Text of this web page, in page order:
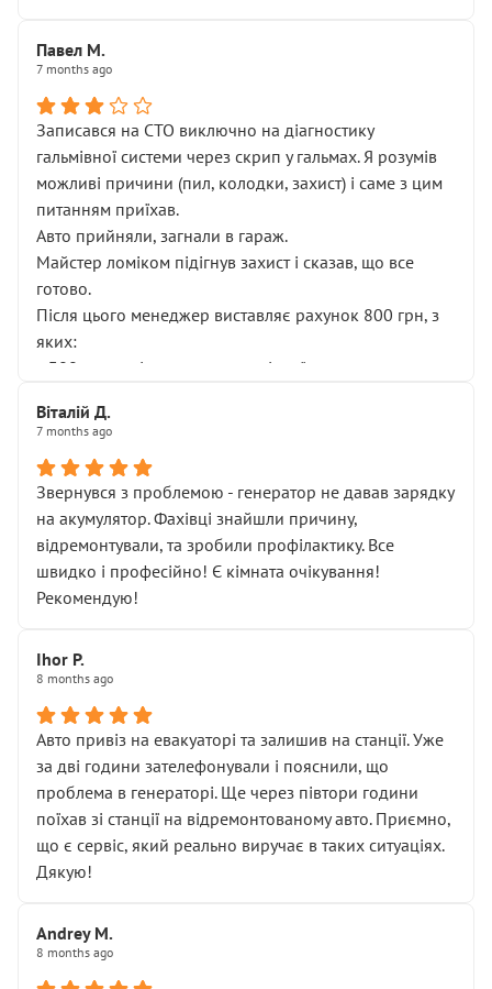
Павел М.
7 months ago
Записався на СТО виключно на діагностику
гальмівної системи через скрип у гальмах. Я розумів
можливі причини (пил, колодки, захист) і саме з цим
питанням приїхав.
Авто прийняли, загнали в гараж.
Майстер ломіком підігнув захист і сказав, що все
готово.
Після цього менеджер виставляє рахунок 800 грн, з
яких:
• 300 грн — діагностика гальмівної системи
НЕ погоджував
послуга. Тим більше, я був поруч і жодної реальної
діагностики ходової не проводилось. Після
зауваження гроші за цю “послугу” повернули, що
лише підтвердило мою правоту.
Але головне — я виїжджаю з боксу, і скрип у гальмах
залишився таким самим, як і був. Тобто оплачена
Далі ситуація тільки погіршилась:
• сказали, що тепер “потрібно знімати колеса”
• що біля авто стояти вже не можна
• почали озвучувати купу додаткових робіт без
чіткого пояснення
( ну все зняли та доробили) дякую!
Окремий момент, який виглядає абсурдно:
мені заявили, що бачок гальмівної рідини потрібно
міняти разом із головним гальмівним циліндром у
Для людини, яка хоча б трохи розуміється на техніці,
це звучить як мінімум непрофесійно, а як максимум —
спроба продати дорогий вузол замість елементарних
Віталій Д.
7 months ago
Звернувся з проблемою - генератор не давав зарядку
на акумулятор. Фахівці знайшли причину,
відремонтували, та зробили профілактику. Все
швидко і професійно! Є кімната очікування!
Рекомендую!
Ihor P.
8 months ago
Авто привіз на евакуаторі та залишив на станції. Уже
за дві години зателефонували і пояснили, що
проблема в генераторі. Ще через півтори години
поїхав зі станції на відремонтованому авто. Приємно,
що є сервіс, який реально виручає в таких ситуаціях.
Дякую!
Andrey M.
8 months ago